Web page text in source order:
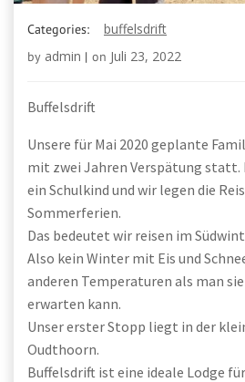
Categories: buffelsdrift
by admin | on Juli 23, 2022
Buffelsdrift
Unsere für Mai 2020 geplante
mit zwei Jahren Verspätung statt.
ein Schulkind und wir legen die
Sommerferien.
Das bedeutet wir reisen im
Also kein Winter mit Eis und
anderen Temperaturen als man
erwarten kann.
Unser erster Stopp liegt in der
Oudthoorn.
Buffelsdrift ist eine ideale Lodge